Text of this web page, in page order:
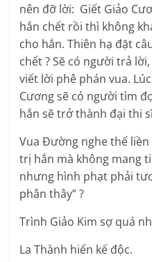
nên đỡ lời: Giết Giảo
hắn chết rồi thì không
cho hắn. Thiên hạ đặt
chết ? Sẽ có người trả
viết lời phê phán vua.
Cương sẽ có người tìm
hắn sẽ trở thành đại thi
Vua Đường nghe thế
trị hắn mà không mang
nhưng hình phạt phải
phân thây” ?
Trình Giảo Kim sợ quá
La Thành hiến kế độc.